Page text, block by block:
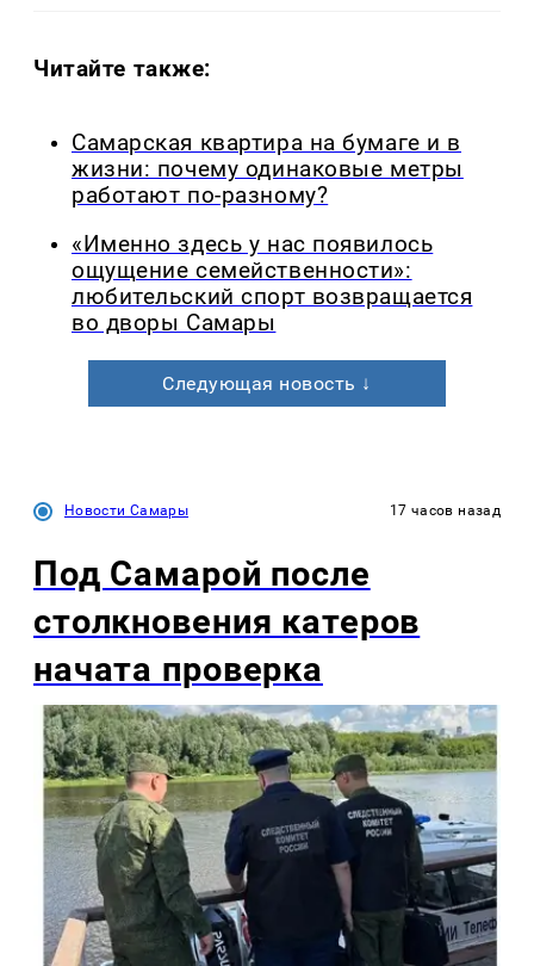
Читайте также:
Самарская квартира на бумаге и в
жизни: почему одинаковые метры
работают по-разному?
«Именно здесь у нас появилось
ощущение семейственности»:
любительский спорт возвращается
во дворы Самары
Следующая новость ↓
Новости Самары 17 часов назад
Под Самарой после
столкновения катеров
начата проверка